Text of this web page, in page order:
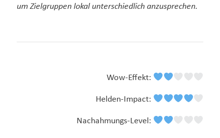
um Zielgruppen lokal unterschiedlich anzusprechen.
Wow-Effekt:
Helden-Impact:
Nachahmungs-Level: